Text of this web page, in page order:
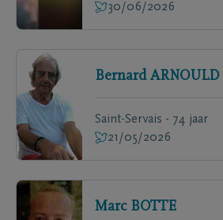
30/06/2026
Bernard ARNOULD
Saint-Servais - 74 jaar
21/05/2026
Marc BOTTE